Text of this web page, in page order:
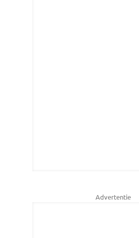
Advertentie